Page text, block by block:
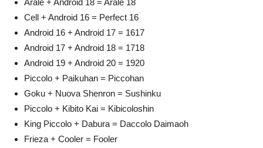
Arale + Android 18 = Arale 18
Cell + Android 16 = Perfect 16
Android 16 + Android 17 = 1617
Android 17 + Android 18 = 1718
Android 19 + Android 20 = 1920
Piccolo + Paikuhan = Piccohan
Goku + Nuova Shenron = Sushinku
Piccolo + Kibito Kai = Kibicoloshin
King Piccolo + Dabura = Daccolo Daimaoh
Frieza + Cooler = Fooler